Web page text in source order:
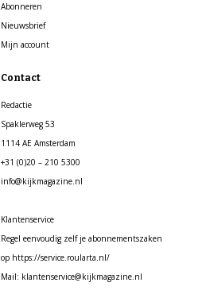
Abonneren
Nieuwsbrief
Mijn account
Contact
Redactie
Spaklerweg 53
1114 AE Amsterdam
+31 (0)20 – 210 5300
info@kijkmagazine.nl
Klantenservice
Regel eenvoudig zelf je abonnementszaken
op https://service.roularta.nl/
Mail: klantenservice@kijkmagazine.nl